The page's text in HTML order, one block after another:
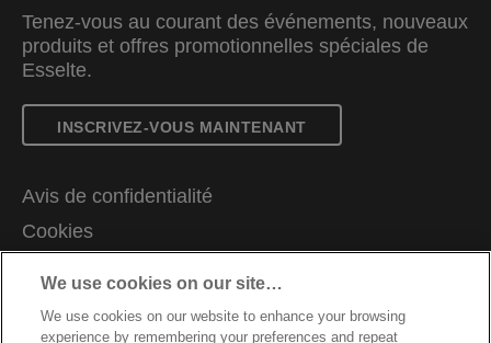
Tenez-vous au courant des événements, nouveaux
produits et offres promotionnelles spéciales de
Esselte.
INSCRIVEZ-VOUS MAINTENANT
Avis de confidentialité
Cookies
Gérer mes données
We use cookies on our site…
We use cookies on our website to enhance your browsing
experience by remembering your preferences and repeat